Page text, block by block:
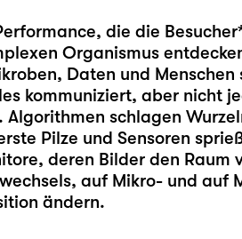
die die
Organismus
Daten und
kommuniziert, aber nicht
schlagen
Pilze und Sensoren
deren Bilder den Raum
auf Mikro- und auf
ändern.